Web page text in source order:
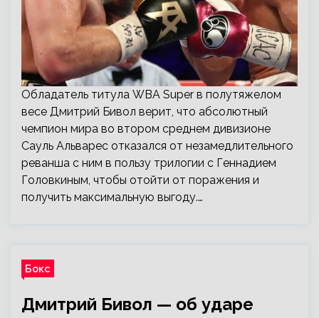
Обладатель титула WBA Super в полутяжелом
весе Дмитрий Бивол верит, что абсолютный
чемпион мира во втором среднем дивизионе
Сауль Альварес отказался от незамедлительного
реванша с ним в пользу трилогии с Геннадием
Головкиным, чтобы отойти от поражения и
получить максимальную выгоду.…
Бокс
Дмитрий Бивол — об ударе